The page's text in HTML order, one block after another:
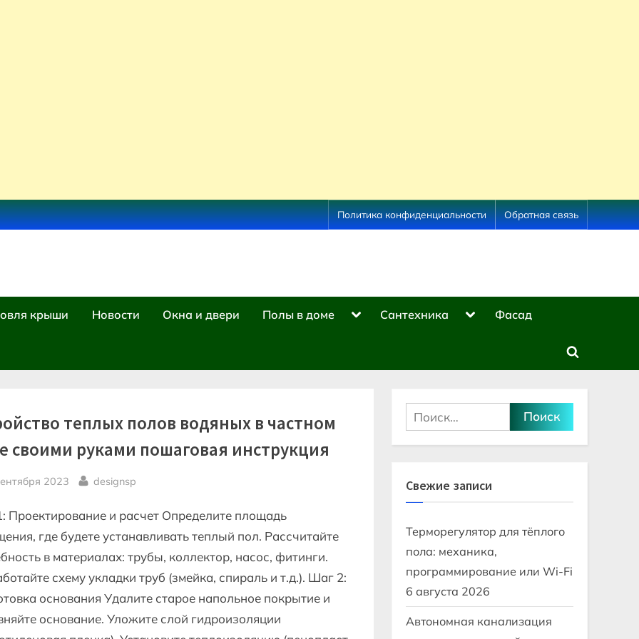
Политика конфиденциальности Обратная связь
крыши Новости Окна и двери Полы в доме
ToggleСантехника
ToggleФасад
Toggle
form
теплых полов водяных в частном
своими руками пошаговая инструкция
2023 By
designsp
Проектирование и расчет Определите площадь
где будете устанавливать теплый пол. Рассчитайте
в материалах: трубы, коллектор, насос, фитинги.
схему укладки труб (змейка, спираль и т.д.). Шаг 2:
основания Удалите старое напольное покрытие и
основание. Уложите слой гидроизоляции
Найти:
Свежие записи
Терморегулятор для тёплого
пола: механика,
программирование или Wi-Fi
6 августа 2026
Автономная канализация